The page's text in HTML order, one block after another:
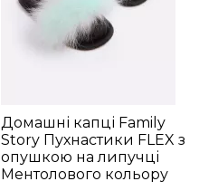
Домашні капці Family
Story Пухнастики FLEX з
опушкою на липучці
Ментолового кольору